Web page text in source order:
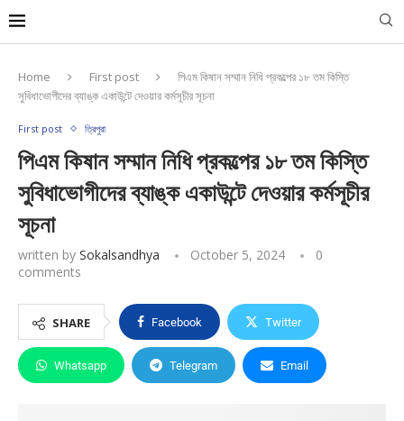
Home First post
পিএম কিষান সম্মান নিধি প্রকল্পের ১৮ তম কিস্তি
সুবিধাভোগীদের ব্যাঙ্ক একাউন্টে দেওয়ার কর্মসূচীর সূচনা
First post ত্রিপুরা
পিএম কিষান সম্মান নিধি প্রকল্পের ১৮ তম কিস্তি
সুবিধাভোগীদের ব্যাঙ্ক একাউন্টে দেওয়ার কর্মসূচীর
সূচনা
written by Sokalsandhya October 5, 2024
0
comments
SHARE Facebook Twitter
Whatsapp Telegram Email